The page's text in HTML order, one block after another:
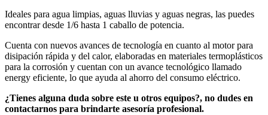
Ideales para agua limpias, aguas lluvias y aguas negras, las puedes
encontrar desde 1/6 hasta 1 caballo de potencia.
Cuenta con nuevos avances de tecnología en cuanto al motor para
disipación rápida y del calor, elaboradas en materiales termoplásticos
para la corrosión y cuentan con un avance tecnológico llamado
energy eficiente, lo que ayuda al ahorro del consumo eléctrico.
¿Tienes alguna duda sobre este u otros equipos?, no dudes en
contactarnos para brindarte asesoría profesional.